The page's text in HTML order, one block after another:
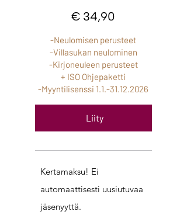
€ 34,90
-Neulomisen perusteet
-Villasukan neulominen
-Kirjoneuleen perusteet
+ ISO Ohjepaketti
-Myyntilisenssi 1.1.-31.12.2026
Liity
Kertamaksu! Ei
automaattisesti uusiutuvaa
jäsenyyttä.